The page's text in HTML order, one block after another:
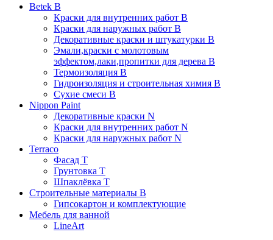
Betek B
Краски для внутренних работ B
Краски для наружных работ B
Декоративные краски и штукатурки В
Эмали,краски с молотовым
эффектом,лаки,пропитки для дерева В
Термоизоляция В
Гидроизоляция и строительная химия В
Сухие смеси B
Nippon Paint
Декоративные краски N
Краски для внутренних работ N
Краски для наружных работ N
Terraco
Фасад Т
Грунтовка T
Шпаклёвка T
Строительные материалы В
Гипсокартон и комплектующие
Мебель для ванной
LineArt